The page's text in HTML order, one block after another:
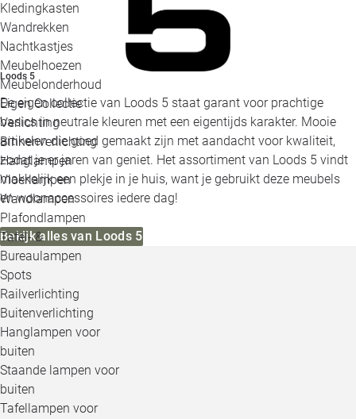
Kledingkasten
Wandrekken
Nachtkastjes
Meubelhoezen
Meubelonderhoud
Eigen Collectie
Verlichting
Binnenverlichting
Hanglampen
Vloerlampen
Wandlampen
Plafondlampen
Tafel- &
Bureaulampen
Spots
Railverlichting
Buitenverlichting
Hanglampen voor
buiten
Staande lampen voor
buiten
Tafellampen voor
Loods 5
De eigen collectie van Loods 5 staat garant voor prachtige
basics in neutrale kleuren met een eigentijds karakter. Mooie
artikelen die goed gemaakt zijn met aandacht voor kwaliteit,
zodat je er jaren van geniet. Het assortiment van Loods 5 vindt
makkelijk een plekje in je huis, want je gebruikt deze meubels
en woonaccessoires iedere dag!
Bekijk alles van Loods 5